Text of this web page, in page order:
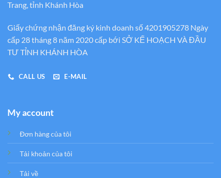
Trang, tỉnh Khánh Hòa
Giấy chứng nhận đăng ký kinh doanh số 4201905278 Ngày
cấp 28 tháng 8 năm 2020 cấp bới SỞ KẾ HOẠCH VÀ ĐẦU
TƯ TỈNH KHÁNH HÒA
CALL US E-MAIL
My account
Đơn hàng của tôi
Tải khoản của tôi
Tải về